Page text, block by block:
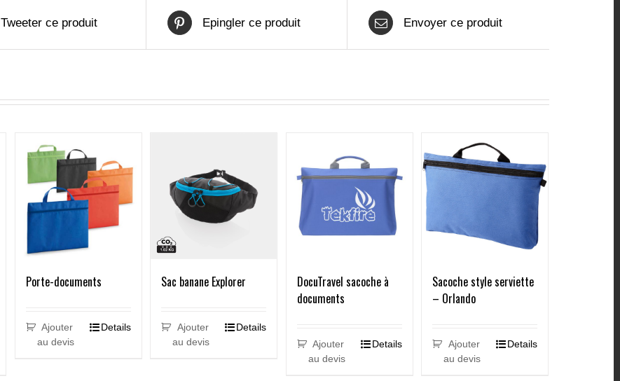
Tweeter ce produit Epingler ce produit Envoyer ce produit
Porte-documents
Ajouter
au devis
Details
Sac banane Explorer
Ajouter
au devis
Details
DocuTravel sacoche à
documents
Ajouter
au devis
Details
Sacoche style serviette
– Orlando
Ajouter
au devis
Details